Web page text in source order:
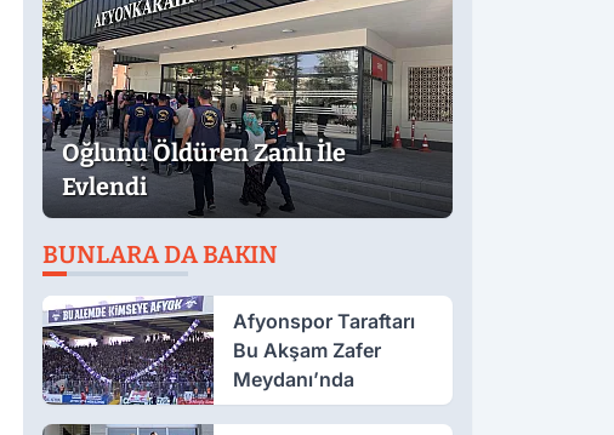
Oğlunu Öldüren Zanlı İle
Evlendi
BUNLARA DA BAKIN
Afyonspor Taraftarı
Bu Akşam Zafer
Meydanı’nda